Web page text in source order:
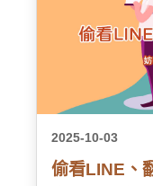
2025-10-03
偷看LINE、